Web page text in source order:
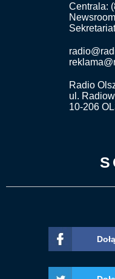
Centrala:
Radio
ul.
10-206